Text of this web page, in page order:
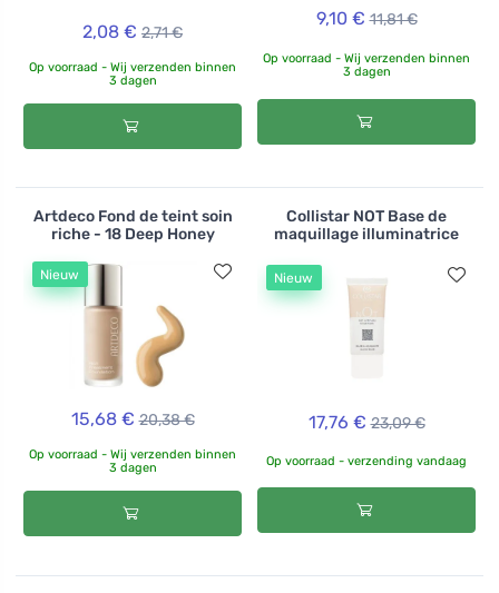
2,08 € 2,71 €
Op voorraad - Wij verzenden binnen
3 dagen
9,10 € 11,81 €
Op voorraad - Wij verzenden binnen
3 dagen
Artdeco Fond de teint soin
riche - 18 Deep Honey
Nieuw
15,68 € 20,38 €
Op voorraad - Wij verzenden binnen
3 dagen
Collistar NOT Base de
maquillage illuminatrice
Nieuw
17,76 € 23,09 €
Op voorraad - verzending vandaag